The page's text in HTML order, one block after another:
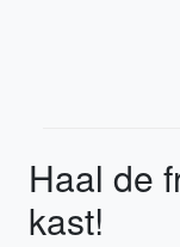
Haal de
kast!